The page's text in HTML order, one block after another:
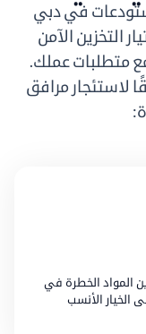
في دبي
التخزين الآمن
متطلبات عملك.
لاستئجار مرافق
المواد الخطرة في
الخيار الأنسب